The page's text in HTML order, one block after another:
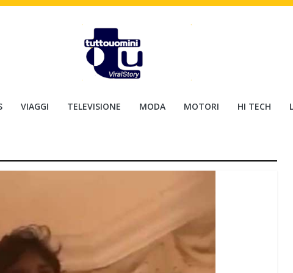
VIAGGI TELEVISIONE MODA MOTORI HI TECH